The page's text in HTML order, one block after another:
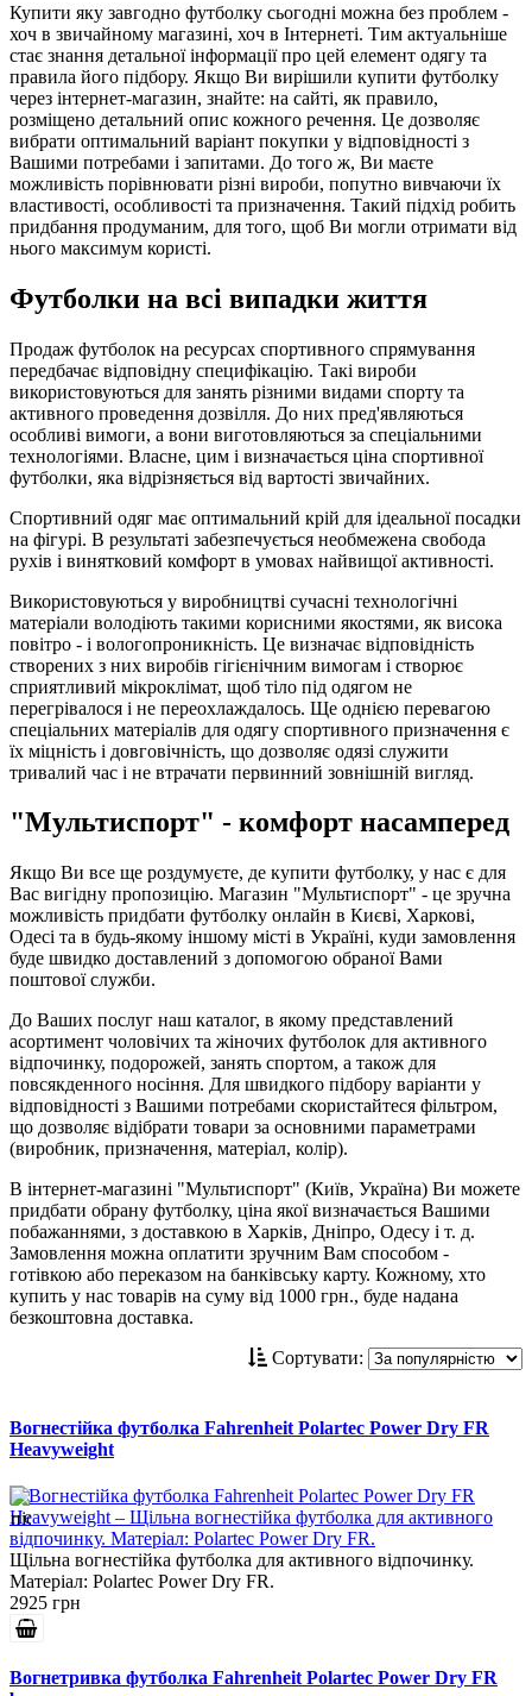
Купити яку завгодно футболку сьогодні можна без проблем -
хоч в звичайному магазині, хоч в Інтернеті. Тим актуальніше
стає знання детальної інформації про цей елемент одягу та
правила його підбору. Якщо Ви вирішили купити футболку
через інтернет-магазин, знайте: на сайті, як правило,
розміщено детальний опис кожного речення. Це дозволяє
вибрати оптимальний варіант покупки у відповідності з
Вашими потребами і запитами. До того ж, Ви маєте
можливість порівнювати різні вироби, попутно вивчаючи їх
властивості, особливості та призначення. Такий підхід робить
придбання продуманим, для того, щоб Ви могли отримати від
нього максимум користі.
Футболки на всі випадки життя
Продаж футболок на ресурсах спортивного спрямування
передбачає відповідну специфікацію. Такі вироби
використовуються для занять різними видами спорту та
активного проведення дозвілля. До них пред'являються
особливі вимоги, а вони виготовляються за спеціальними
технологіями. Власне, цим і визначається ціна спортивної
футболки, яка відрізняється від вартості звичайних.
Спортивний одяг має оптимальний крій для ідеальної посадки
на фігурі. В результаті забезпечується необмежена свобода
рухів і винятковий комфорт в умовах найвищої активності.
Використовуються у виробництві сучасні технологічні
матеріали володіють такими корисними якостями, як висока
повітро - і вологопроникність. Це визначає відповідність
створених з них виробів гігієнічним вимогам і створює
сприятливий мікроклімат, щоб тіло під одягом не
перегрівалося і не переохлаждалось. Ще однією перевагою
спеціальних матеріалів для одягу спортивного призначення є
їх міцність і довговічність, що дозволяє одязі служити
тривалий час і не втрачати первинний зовнішній вигляд.
"Мультиспорт" - комфорт насамперед
Якщо Ви все ще роздумуєте, де купити футболку, у нас є для
Вас вигідну пропозицію. Магазин "Мультиспорт" - це зручна
можливість придбати футболку онлайн в Києві, Харкові,
Одесі та в будь-якому іншому місті в Україні, куди замовлення
буде швидко доставлений з допомогою обраної Вами
поштової служби.
До Ваших послуг наш каталог, в якому представлений
асортимент чоловічих та жіночих футболок для активного
відпочинку, подорожей, занять спортом, а також для
повсякденного носіння. Для швидкого підбору варіанти у
відповідності з Вашими потребами скористайтеся фільтром,
що дозволяє відібрати товари за основними параметрами
(виробник, призначення, матеріал, колір).
В інтернет-магазині "Мультиспорт" (Київ, Україна) Ви можете
придбати обрану футболку, ціна якої визначається Вашими
побажаннями, з доставкою в Харків, Дніпро, Одесу і т. д.
Замовлення можна оплатити зручним Вам способом -
готівкою або переказом на банківську карту. Кожному, хто
купить у нас товарів на суму від 1000 грн., буде надана
безкоштовна доставка.
Сортувати:
Вогнестійка футболка Fahrenheit Polartec Power Dry FR
Heavyweight
Щільна вогнестійка футболка для активного відпочинку.
Матеріал: Polartec Power Dry FR.
2925 грн
Вогнетривка футболка Fahrenheit Polartec Power Dry FR